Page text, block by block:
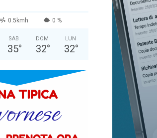
0.5kmh 0 %
SAB
35°
DOM
32°
LUN
32°